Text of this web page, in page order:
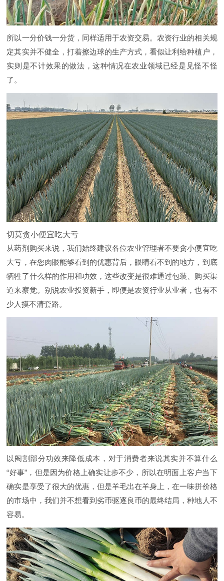
所以一分价钱一分货，同样适用于农资交易。农资行业的相关规
定其实并不健全，打着擦边球的生产方式，看似让利给种植户，
实则是不计效果的做法，这种情况在农业领域已经是见怪不怪
了。
切莫贪小便宜吃大亏
从药剂购买来说，我们始终建议各位农业管理者不要贪小便宜吃
大亏，在您肉眼能够看到的优惠背后，眼睛看不到的地方，到底
牺牲了什么样的作用和功效，这些改变是很难通过包装、购买渠
道来察觉。别说农业投资新手，即便是农资行业从业者，也有不
少人摸不清套路。
以阉割部分功效来降低成本，对于消费者来说其实并不算什么
“好事”，但是因为价格上确实让步不少，所以在明面上客户当下
确实是享受了很大的优惠，但是羊毛出在羊身上，在一味拼价格
的市场中，我们并不想看到劣币驱逐良币的最终结局，种地人不
容易。